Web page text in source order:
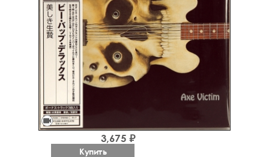
videocam
3,675 ₽
Купить